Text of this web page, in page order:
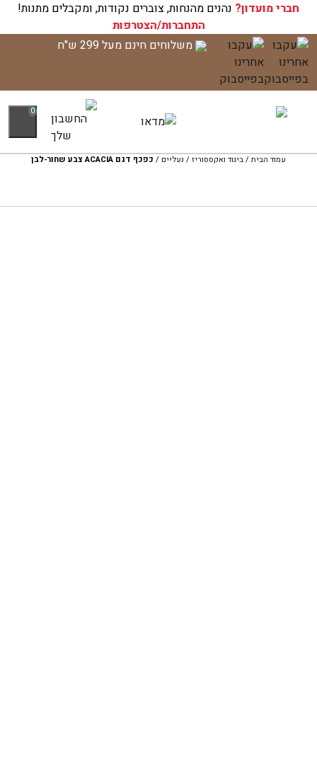
חברי מועדון? נהנים מהנחות, צוברים נקודות, ומקבלים מתנות!
התחברות/הצטרפות
דלג
לתוכן
משלוחים חינם מעל 299 ש"ח
0
עגלת הקניות שלך ריקה כעת!
עמוד הבית/ביגוד ואקססוריז/ נעליים / כפכף דגם ACACIA צבע שחור-לבן